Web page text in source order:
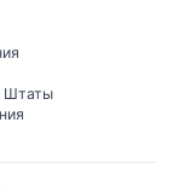
Штаты